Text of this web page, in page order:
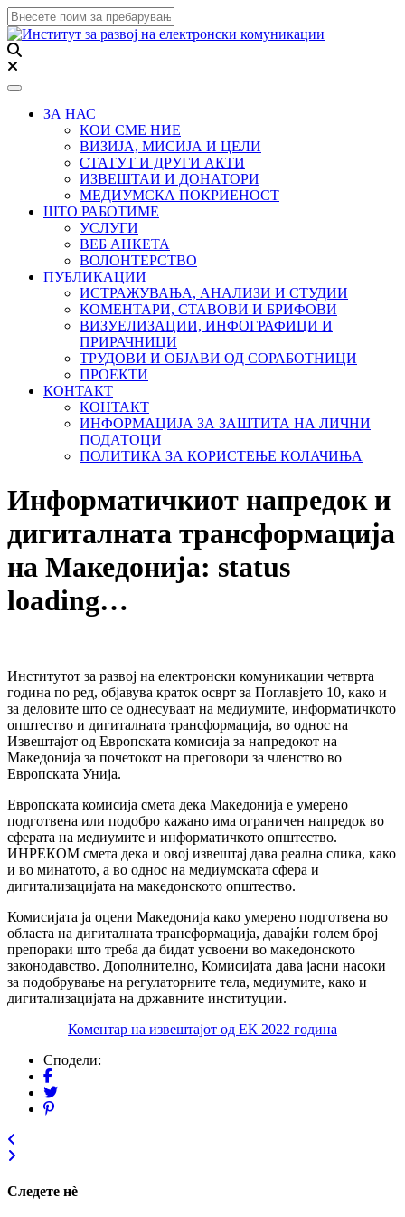
Toggle navigation
ЗА НАС
КОИ СМЕ НИЕ
ВИЗИЈА, МИСИЈА И ЦЕЛИ
СТАТУТ И ДРУГИ АКТИ
ИЗВЕШТАИ И ДОНАТОРИ
МЕДИУМСКА ПОКРИЕНОСТ
ШТО РАБОТИМЕ
УСЛУГИ
ВЕБ АНКЕТА
ВОЛОНТЕРСТВО
ПУБЛИКАЦИИ
ИСТРАЖУВАЊА, АНАЛИЗИ И СТУДИИ
КОМЕНТАРИ, СТАВОВИ И БРИФОВИ
ВИЗУЕЛИЗАЦИИ, ИНФОГРАФИЦИ И
ПРИРАЧНИЦИ
ТРУДОВИ И ОБЈАВИ ОД СОРАБОТНИЦИ
ПРОЕКТИ
КОНТАКТ
КОНТАКТ
ИНФОРМАЦИЈА ЗА ЗАШТИТА НА ЛИЧНИ
ПОДАТОЦИ
ПОЛИТИКА ЗА КОРИСТЕЊЕ КОЛАЧИЊА
Информатичкиот напредок и
дигиталната трансформација
на Македонија: status
loading…
Институтот за развој на електронски комуникации четврта
година по ред, објавува краток осврт за Поглавјето 10, како и
за деловите што се однесуваат на медиумите, информатичкото
општество и дигиталната трансформација, во однос на
Извештајот од Европската комисија за напредокот на
Македонија за почетокот на преговори за членство во
Европската Унија.
Европската комисија смета дека Македонија е умерено
подготвена или подобро кажано има ограничен напредок во
сферата на медиумите и информатичкото општество.
ИНРЕКОМ смета дека и овој извештај дава реална слика, како
и во минатото, а во однос на медиумската сфера и
дигитализацијата на македонското општество.
Комисијата ја оцени Македонија како умерено подготвена во
областа на дигиталната трансформација, давајќи голем број
препораки што треба да бидат усвоени во македонското
законодавство. Дополнително, Комисијата дава јасни насоки
за подобрување на регулаторните тела, медиумите, како и
дигитализацијата на државните институции.
Коментар на извештајот од ЕК 2022 година
Сподели:
Следете нѐ